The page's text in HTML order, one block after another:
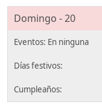
Domingo - 20